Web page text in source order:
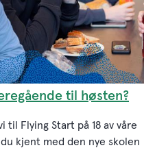
til høsten?
Flying Start på 18 av våre
kjent med den nye skolen